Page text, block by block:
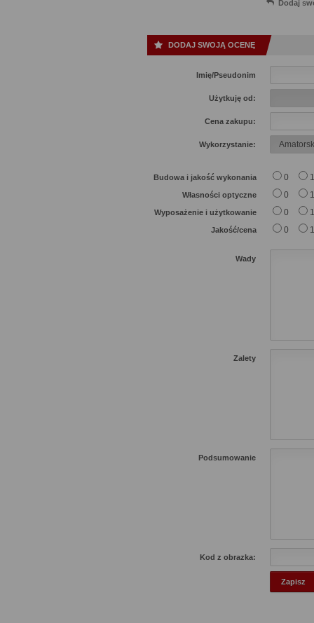
Dodaj
DODAJ SWOJĄ OCENĘ
Imię/Pseudonim
Użytkuję od:
Cena zakupu:
Wykorzystanie:
Budowa i jakość wykonania 0 1
Własności optyczne 0 1
Wyposażenie i użytkowanie 0 1
Jakość/cena 0 1
Wady
Zalety
Podsumowanie
Kod z obrazka: